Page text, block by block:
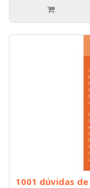
1001 dúvidas